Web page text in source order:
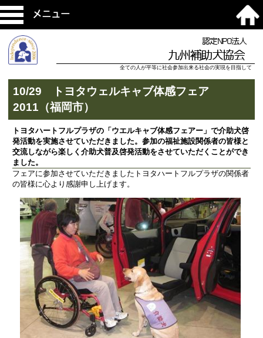
メニュー
認定NPO法人
九州補助犬協会
全ての人が平等に社会参加出来る社会の実現を目指して
10/29 トヨタウェルキャブ体感フェア
2011（福岡市）
トヨタハートフルプラザの「ウエルキャブ体感フェアー」で介助犬啓
発活動を実施させていただきました。参加の福祉施設関係者の皆様と
交流しながら楽しく介助犬普及啓発活動をさせていただくことができ
ました。
フェアに参加させていただきましたトヨタハートフルプラザの関係者
の皆様に心より感謝申し上げます。